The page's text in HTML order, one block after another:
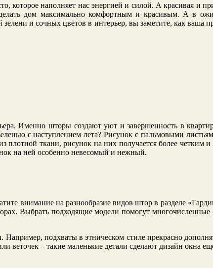
которое наполняет нас энергией и силой. А красивая и
дом максимально комфортным и красивым. А в
и сочных цветов в интерьер, вы заметите, как ваша
Именно шторы создают уют и завершенность в
с наступлением лета? Рисунок с пальмовыми
ткани, рисунок на них получается более четким
на ней особенно невесомый и нежный.
внимание на разнообразие видов штор в разделе
Выбрать подходящие модели помогут
подхваты в этническом стиле прекрасно
веточек – такие маленькие детали сделают дизайн окна